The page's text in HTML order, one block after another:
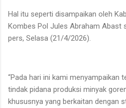
Hal itu seperti disampaikan oleh
Kombes Pol Jules Abraham Abast
pers, Selasa (21/4/2026).
“Pada hari ini kami menyampaikan
tindak pidana produksi minyak
khususnya yang berkaitan dengan